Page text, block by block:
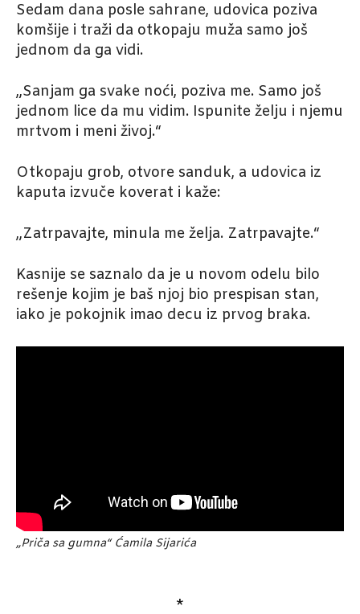
Sedam dana posle sahrane, udovica poziva
komšije i traži da otkopaju muža samo još
jednom da ga vidi.
„Sanjam ga svake noći, poziva me. Samo još
jednom lice da mu vidim. Ispunite želju i njemu
mrtvom i meni živoj.“
Otkopaju grob, otvore sanduk, a udovica iz
kaputa izvuče koverat i kaže:
„Zatrpavajte, minula me želja. Zatrpavajte.“
Kasnije se saznalo da je u novom odelu bilo
rešenje kojim je baš njoj bio prespisan stan,
iako je pokojnik imao decu iz prvog braka.
„Priča sa gumna“ Ćamila Sijarića
*